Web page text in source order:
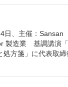
日、主催：
製造業 基調講演
処方箋」に代表取